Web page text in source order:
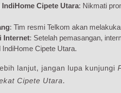
Cipete Utara: Nikmati
: Tim resmi Telkom akan
Internet: Setelah pemasangan,
Cipete Utara.
lanjut, jangan lupa kunjungi
Cipete Utara.